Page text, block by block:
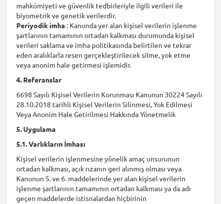
mahkûmiyeti ve güvenlik tedbirleriyle ilgili verileri ile
biyometrik ve genetik verilerdir.
Periyodik imha : Kanunda yer alan kişisel verilerin işlenme
şartlarının tamamının ortadan kalkması durumunda kişisel
verileri saklama ve imha politikasında belirtilen ve tekrar
eden aralıklarla resen gerçekleştirilecek silme, yok etme
veya anonim hale getirmesi işlemidir.
4. Referanslar
6698 Sayılı Kişisel Verilerin Korunması Kanunun 30224 Sayılı
28.10.2018 tarihli Kişisel Verilerin Silinmesi, Yok Edilmesi
Veya Anonim Hale Getirilmesi Hakkında Yönetmelik
5. Uygulama
5.1. Varlıkların İmhası
Kişisel verilerin işlenmesine yönelik amaç unsurunun
ortadan kalkması, açık rızanın geri alınmış olması veya
Kanunun 5. ve 6. maddelerinde yer alan kişisel verilerin
işlenme şartlarının tamamının ortadan kalkması ya da adı
geçen maddelerde istisnalardan hiçbirinin